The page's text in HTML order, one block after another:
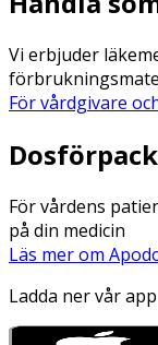
Vi erbjuder
För vårdgivare
För vårdens
på din medicin
Läs mer om
Ladda ner vår app